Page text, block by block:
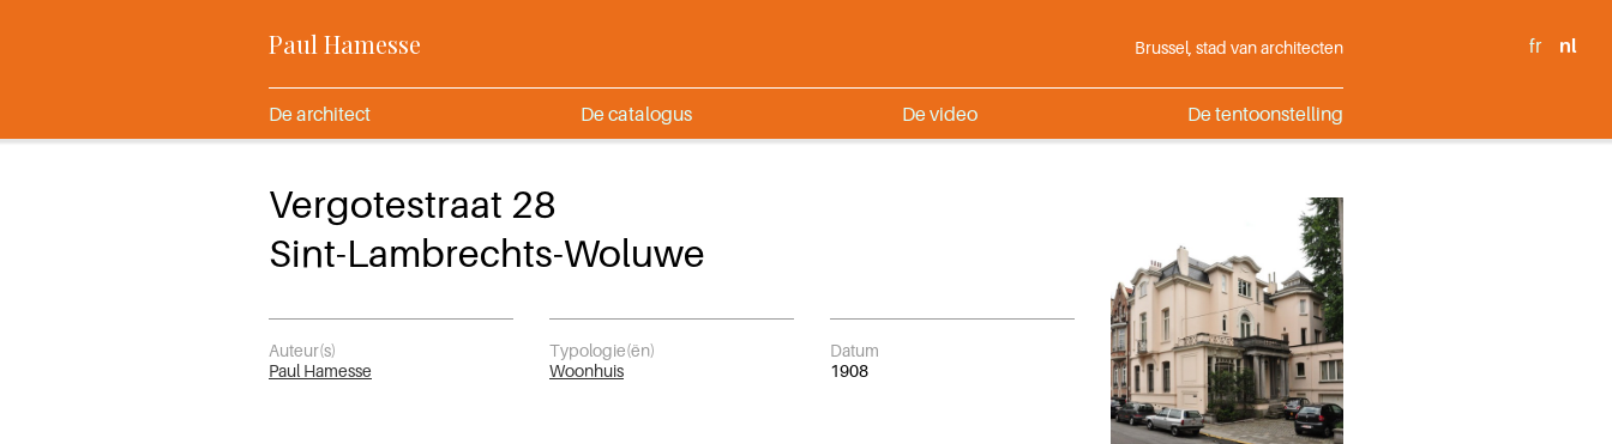
Paul Hamesse Brussel, stad van architecten
De architect De catalogus De video De tentoonstelling
fr nl
Vergotestraat 28
Sint-Lambrechts-Woluwe
Auteur(s)
Paul Hamesse
Typologie(ën)
Woonhuis
Datum
1908